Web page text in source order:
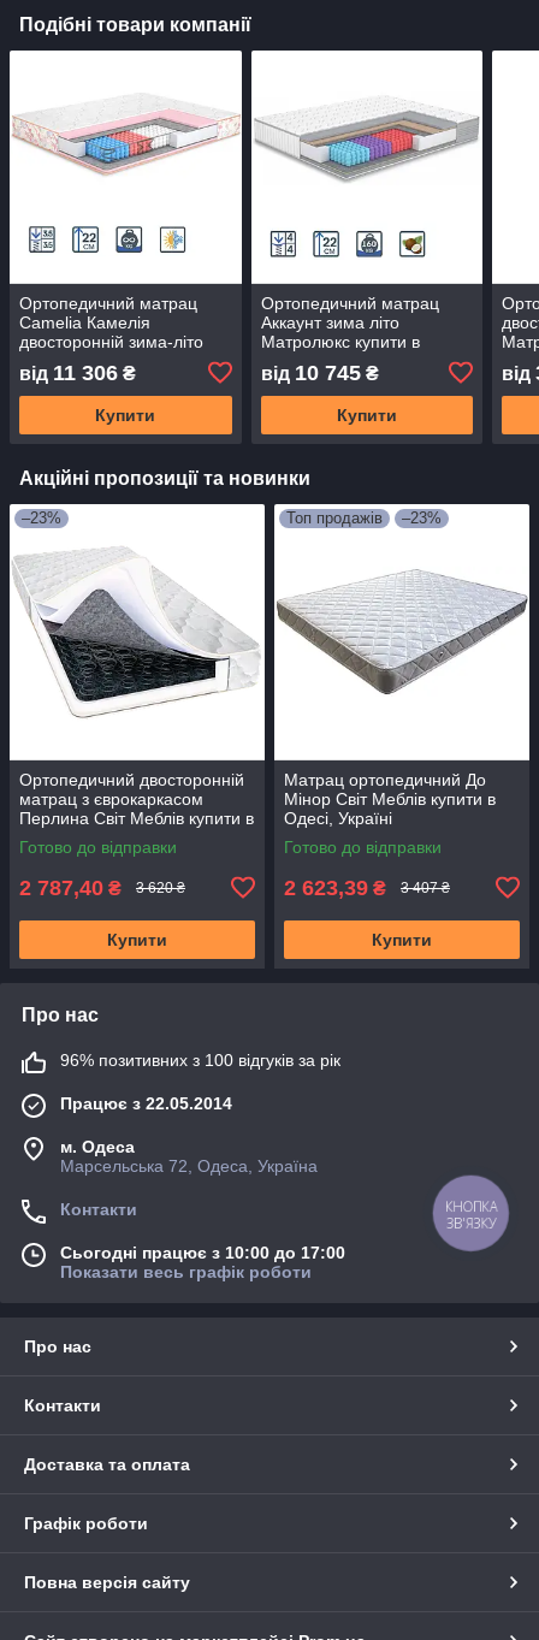
Подібні товари компанії
Ортопедичний матрац
Camelia Камелія
двосторонній зима-літо
Одесі, Україні
від 11 306 ₴
Купити
Ортопедичний матрац
Аккаунт зима літо
Матролюкс купити в
від 10 745₴
Купити
від
Акційні пропозиції та новинки
–23%
Ортопедичний двосторонній
матрац з єврокаркасом
Перлина Світ Меблів купити в
Одесі, Україні
Готово до відправки
2 787,40 ₴ 3 620 ₴
Купити
Топ продажів –23%
Матрац ортопедичний До
Мінор Світ Меблів купити в
Одесі, Україні
Готово до відправки
2 623,39 ₴ 3 407 ₴
Купити
Про нас
96% позитивних з 100 відгуків за рік
Працює з 22.05.2014
м. Одеса
Марсельська 72, Одеса, Україна
Контакти
Сьогодні працює з 10:00 до 17:00
Показати весь графік роботи
Про нас
Контакти
Доставка та оплата
Графік роботи
Повна версія сайту
КНОПКА
ЗВ'ЯЗКУ